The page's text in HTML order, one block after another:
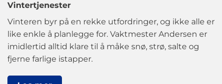
Vintertjenester
Vinteren byr på en rekke utfordringer, og ikke alle er
like enkle å planlegge for. Vaktmester Andersen er
imidlertid alltid klare til å måke snø, strø, salte og
fjerne farlige istapper.